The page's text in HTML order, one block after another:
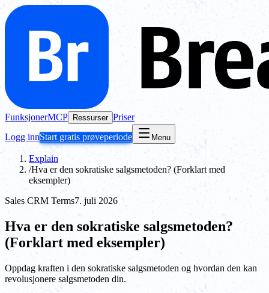
FunksjonerMCP Ressurser Priser
Logg innStart gratis prøveperiode Menu
Explain
/Hva er den sokratiske salgsmetoden? (Forklart med
eksempler)
Sales CRM Terms7. juli 2026
Hva er den sokratiske salgsmetoden?
(Forklart med eksempler)
Oppdag kraften i den sokratiske salgsmetoden og hvordan den kan
revolusjonere salgsmetoden din.